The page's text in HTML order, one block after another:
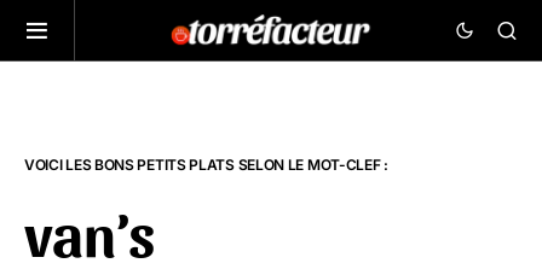
VOICI LES BONS PETITS PLATS SELON LE MOT-CLEF :
van’s